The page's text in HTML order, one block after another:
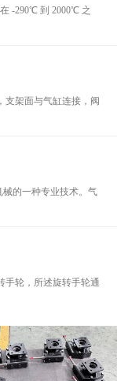
-290℃ 到 2000℃ 之
架面与气缸连接，阀
的一种专业技术。气
手轮，所述旋转手轮通